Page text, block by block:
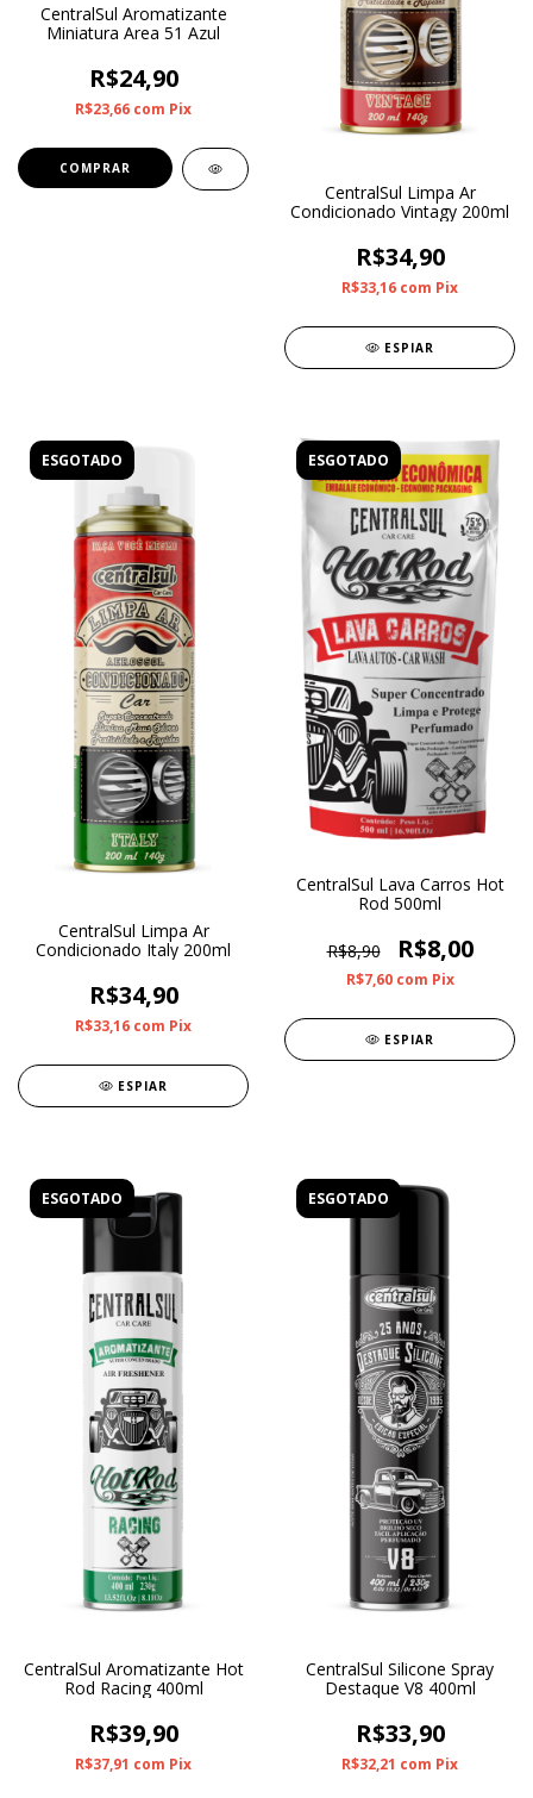
CentralSul Aromatizante
Miniatura Area 51 Azul
R$24,90
R$23,66 com Pix
CentralSul Limpa Ar
Condicionado Vintagy 200ml
R$34,90
R$33,16 com Pix
ESPIAR
ESGOTADO
CentralSul Limpa Ar
Condicionado Italy 200ml
R$34,90
R$33,16 com Pix
ESPIAR
ESGOTADO
CentralSul Lava Carros Hot
Rod 500ml
R$8,90 R$8,00
R$7,60 com Pix
ESPIAR
ESGOTADO
CentralSul Aromatizante Hot
Rod Racing 400ml
R$39,90
R$37,91 com Pix
ESGOTADO
CentralSul Silicone Spray
Destaque V8 400ml
R$33,90
R$32,21 com Pix